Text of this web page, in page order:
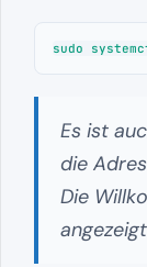
sudo
Es ist
die
Die